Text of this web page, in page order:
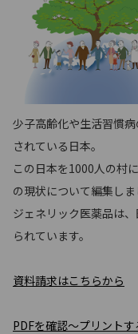
少子高齢化や生活習慣
されている日本。
この日本を1000人の村
の現状について編集しま
ジェネリック医薬品は
られています。
資料請求はこちらから
PDFを確認〜プリントす